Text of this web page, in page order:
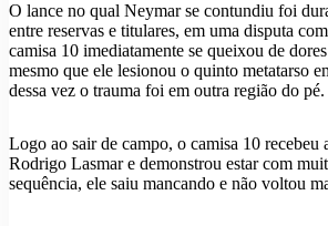
O lance no qual Neymar se contundiu foi
entre reservas e titulares, em uma disputa
camisa 10 imediatamente se queixou de
mesmo que ele lesionou o quinto metatarso
dessa vez o trauma foi em outra região do pé.
Logo ao sair de campo, o camisa 10 recebeu
Rodrigo Lasmar e demonstrou estar com
sequência, ele saiu mancando e não voltou